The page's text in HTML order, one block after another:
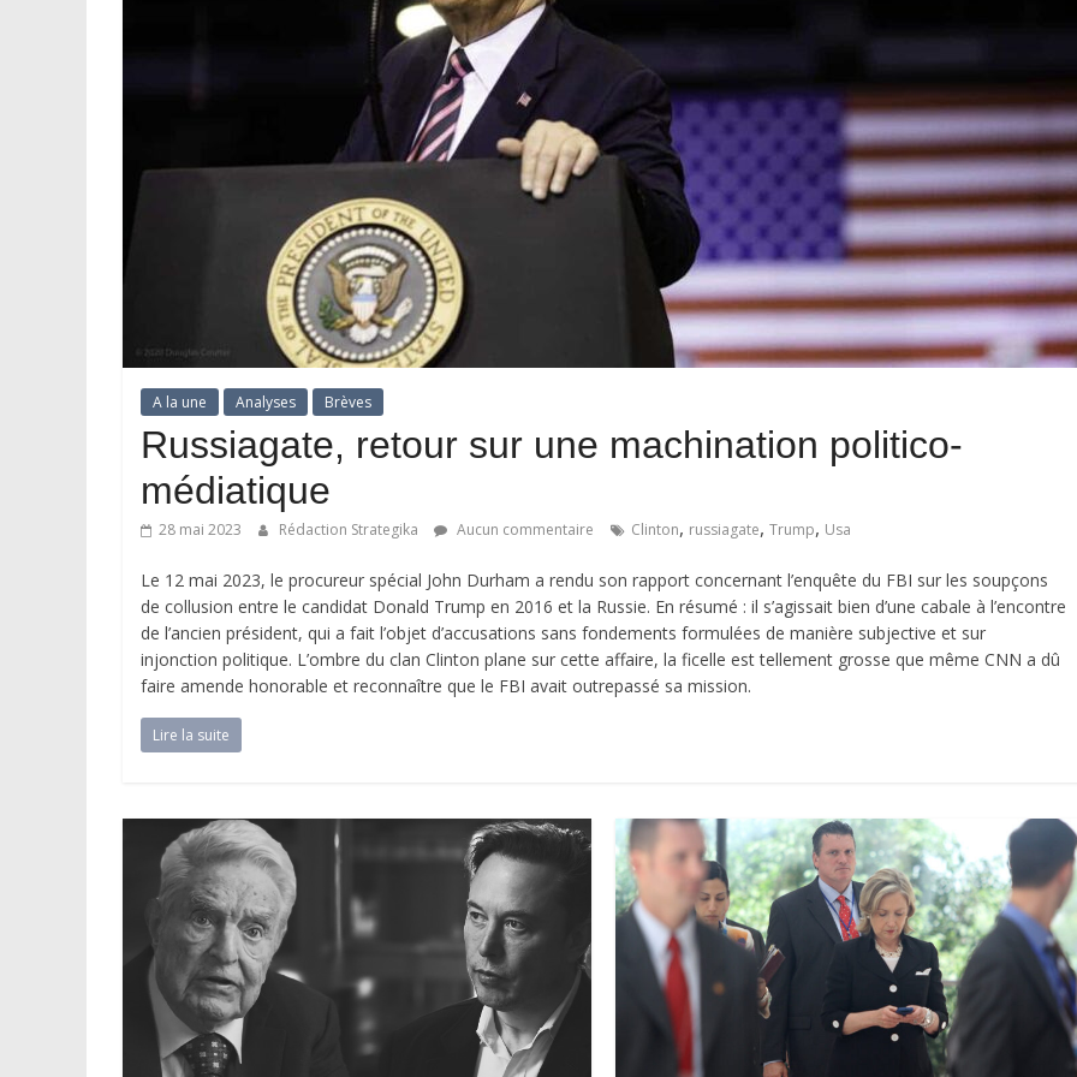
A la une Analyses Brèves
Russiagate, retour sur une machination politico-
médiatique
28 mai 2023 Rédaction Strategika Aucun commentaire Clinton, russiagate, Trump, Usa
Le 12 mai 2023, le procureur spécial John Durham a rendu son rapport concernant l’enquête du FBI sur les soupçons
de collusion entre le candidat Donald Trump en 2016 et la Russie. En résumé : il s’agissait bien d’une cabale à l’encontre
de l’ancien président, qui a fait l’objet d’accusations sans fondements formulées de manière subjective et sur
injonction politique. L’ombre du clan Clinton plane sur cette affaire, la ficelle est tellement grosse que même CNN a dû
faire amende honorable et reconnaître que le FBI avait outrepassé sa mission.
Lire la suite